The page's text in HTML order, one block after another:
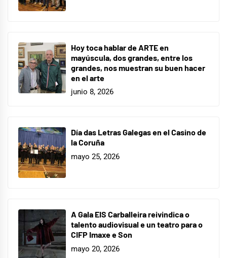
Hoy toca hablar de ARTE en
mayúscula, dos grandes, entre los
grandes, nos muestran su buen hacer
en el arte
junio 8, 2026
Día das Letras Galegas en el Casino de
la Coruña
mayo 25, 2026
A Gala EIS Carballeira reivindica o
talento audiovisual e un teatro para o
CIFP Imaxe e Son
mayo 20, 2026